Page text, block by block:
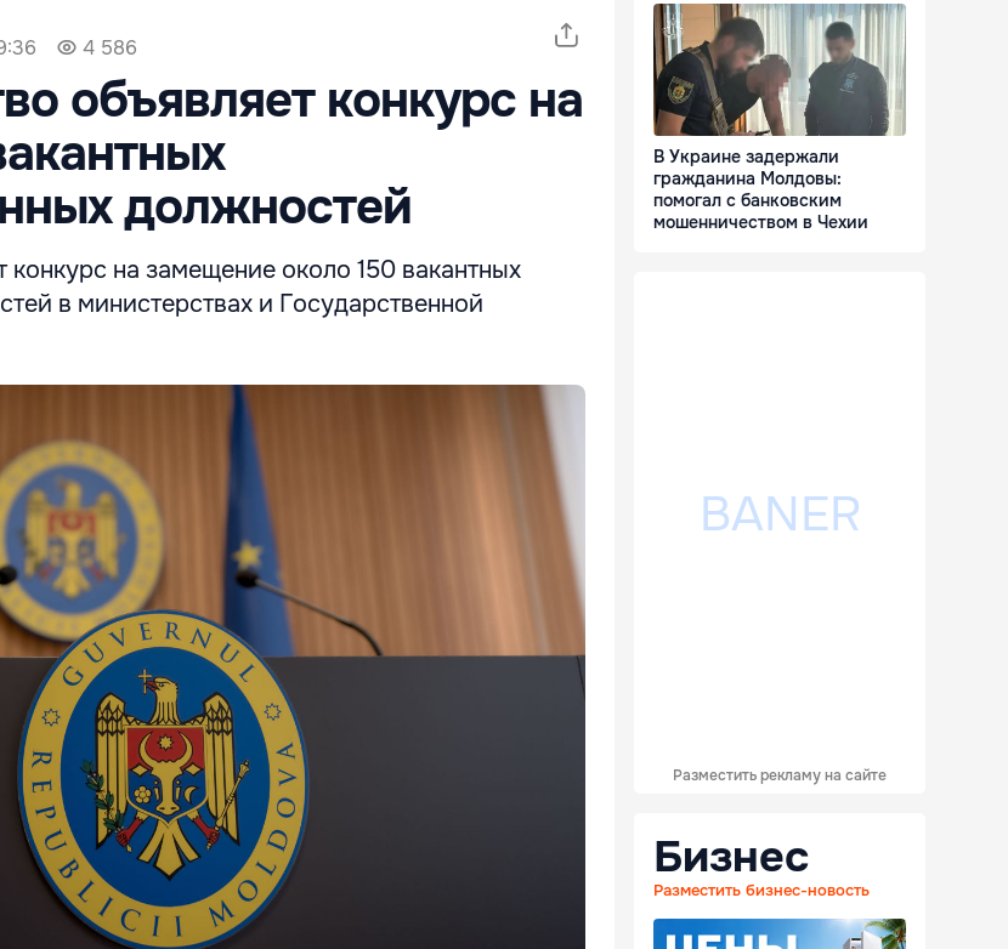
4 586
объявляет конкурс на
должностей
конкурс на замещение около 150 вакантных
в министерствах и Государственной
В Украине задержали
гражданина Молдовы:
помогал с банковским
мошенничеством в Чехии
Разместить рекламу на сайте
Бизнес
Разместить бизнес-новость